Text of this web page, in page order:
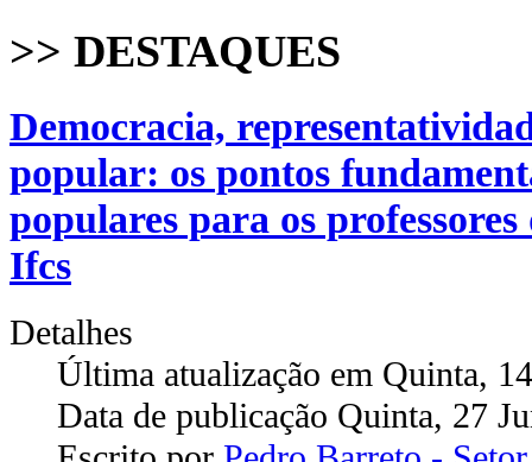
>> DESTAQUES
Democracia,
popular: os pontos
populares para os
Ifcs
Detalhes
Última atualização em Quinta,
Data de publicação Quinta, 27